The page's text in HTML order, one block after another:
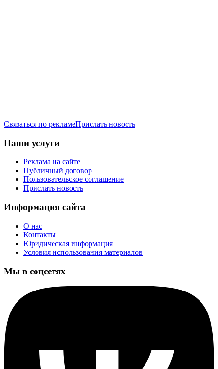
Связаться по рекламеПрислать новость
Наши услуги
Реклама на сайте
Публичный договор
Пользовательское соглашение
Прислать новость
Информация сайта
О нас
Контакты
Юридическая информация
Условия использования материалов
Мы в соцсетях